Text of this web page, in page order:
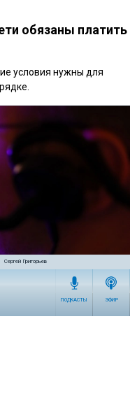
Сергей Григорьев
ПОДКАСТЫ ЭФИР
обязаны платить
условия нужны для